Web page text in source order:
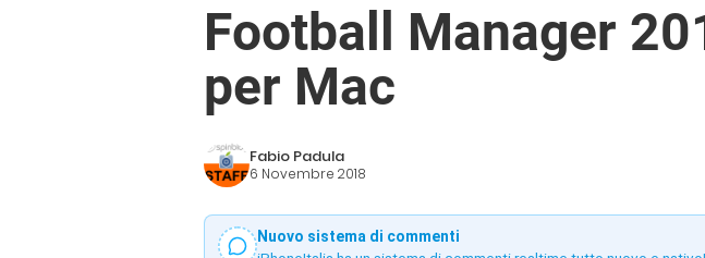
Football Manager
per Mac
Fabio Padula
6 Novembre 2018
Nuovo sistema di commenti